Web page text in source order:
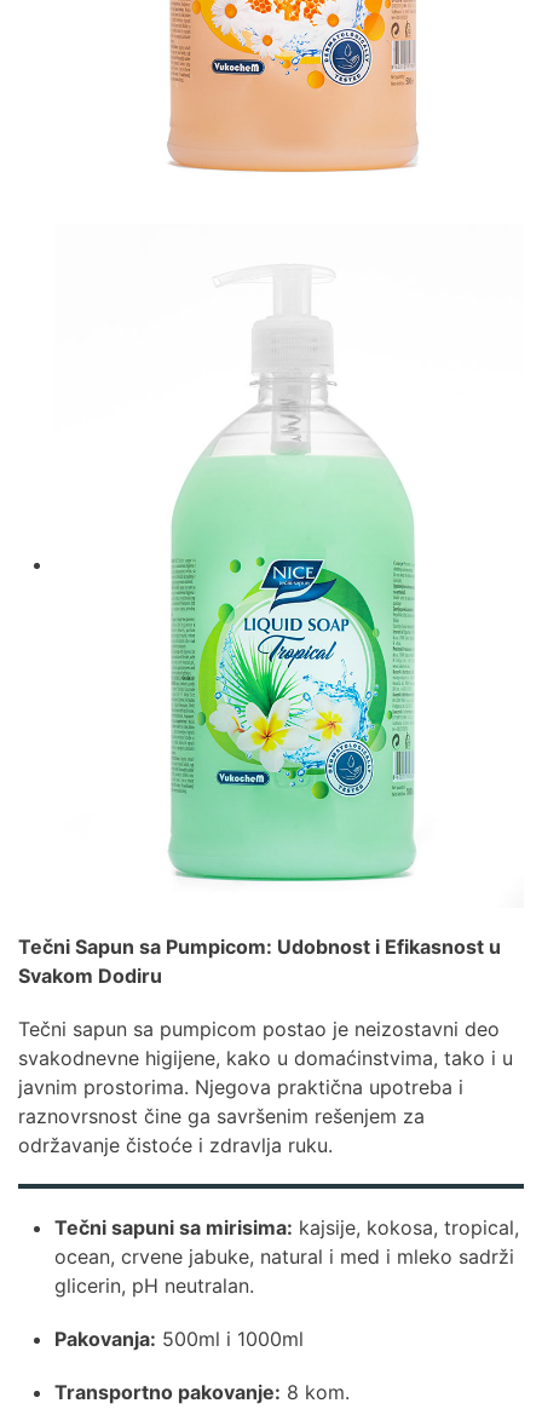
Tečni Sapun sa Pumpicom: Udobnost i Efikasnost u
Svakom Dodiru
Tečni sapun sa pumpicom postao je neizostavni deo
svakodnevne higijene, kako u domaćinstvima, tako i u
javnim prostorima. Njegova praktična upotreba i
raznovrsnost čine ga savršenim rešenjem za
održavanje čistoće i zdravlja ruku.
Tečni sapuni sa mirisima: kajsije, kokosa, tropical,
ocean, crvene jabuke, natural i med i mleko sadrži
glicerin, pH neutralan.
Pakovanja: 500ml i 1000ml
Transportno pakovanje: 8 kom.